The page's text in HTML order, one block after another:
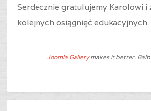
Serdecznie gratulujemy Karolowi i
kolejnych osiągnięć edukacyjnych.
Joomla Gallerymakes it better.